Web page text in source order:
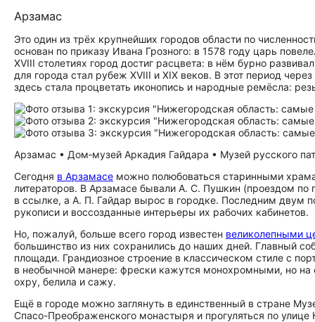
Арзамас
Это один из трёх крупнейших городов области по
основан по приказу Ивана Грозного: в 1578 году царь
XVIII столетиях город достиг расцвета: в нём бурно
для города стал рубеж XVIII и XIX веков. В этот период
здесь стала процветать иконопись и народные ремёсла:
Арзамас • Дом‑музей Аркадия Гайдара • Музей русского
Сегодня в Арзамасе можно полюбоваться старинными
литераторов. В Арзамасе бывали А. С. Пушкин (проездом по
в ссылке, а А. П. Гайдар вырос в городке. Последним двум
рукописи и воссозданные интерьеры их рабочих кабинетов.
Но, пожалуй, больше всего город известен великолепными
большинство из них сохранились до наших дней. Главный
площади. Грандиозное строение в классическом стиле с
в необычной манере: фрески кажутся монохромными, но
охру, белила и сажу.
Ещё в городе можно заглянуть в единственный в стране
Спасо-Преображенского монастыря и прогуляться по